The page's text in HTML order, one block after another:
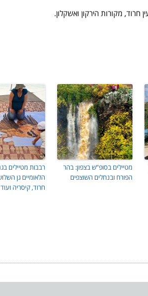
מטיילים בסופ”ש בצפון: בהר
הפורח ובנחלים השוצפים
רבבות מטיילים
הלאומיים גן
חרוד, קיסריה ועוד